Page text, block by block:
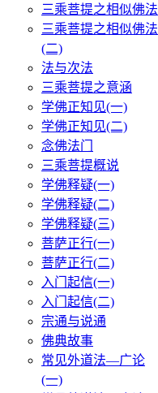
三乘菩提之相似佛法
三乘菩提之相似佛法
(二)
法与次法
三乘菩提之意涵
学佛正知见(一)
学佛正知见(二)
念佛法门
三乘菩提概说
学佛释疑(一)
学佛释疑(二)
学佛释疑(三)
菩萨正行(一)
菩萨正行(二)
入门起信(一)
入门起信(二)
宗通与说通
佛典故事
常见外道法—广论
(一)